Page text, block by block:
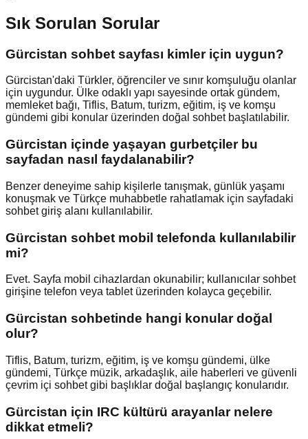
Sık Sorulan Sorular
Gürcistan sohbet sayfası kimler için uygun?
Gürcistan'daki Türkler, öğrenciler ve sınır komşuluğu olanlar
için uygundur. Ülke odaklı yapı sayesinde ortak gündem,
memleket bağı, Tiflis, Batum, turizm, eğitim, iş ve komşu
gündemi gibi konular üzerinden doğal sohbet başlatılabilir.
Gürcistan içinde yaşayan gurbetçiler bu
sayfadan nasıl faydalanabilir?
Benzer deneyime sahip kişilerle tanışmak, günlük yaşamı
konuşmak ve Türkçe muhabbetle rahatlamak için sayfadaki
sohbet giriş alanı kullanılabilir.
Gürcistan sohbet mobil telefonda kullanılabilir
mi?
Evet. Sayfa mobil cihazlardan okunabilir; kullanıcılar sohbet
girişine telefon veya tablet üzerinden kolayca geçebilir.
Gürcistan sohbetinde hangi konular doğal
olur?
Tiflis, Batum, turizm, eğitim, iş ve komşu gündemi, ülke
gündemi, Türkçe müzik, arkadaşlık, aile haberleri ve güvenli
çevrim içi sohbet gibi başlıklar doğal başlangıç konularıdır.
Gürcistan için IRC kültürü arayanlar nelere
dikkat etmeli?